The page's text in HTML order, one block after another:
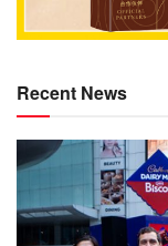
Recent News